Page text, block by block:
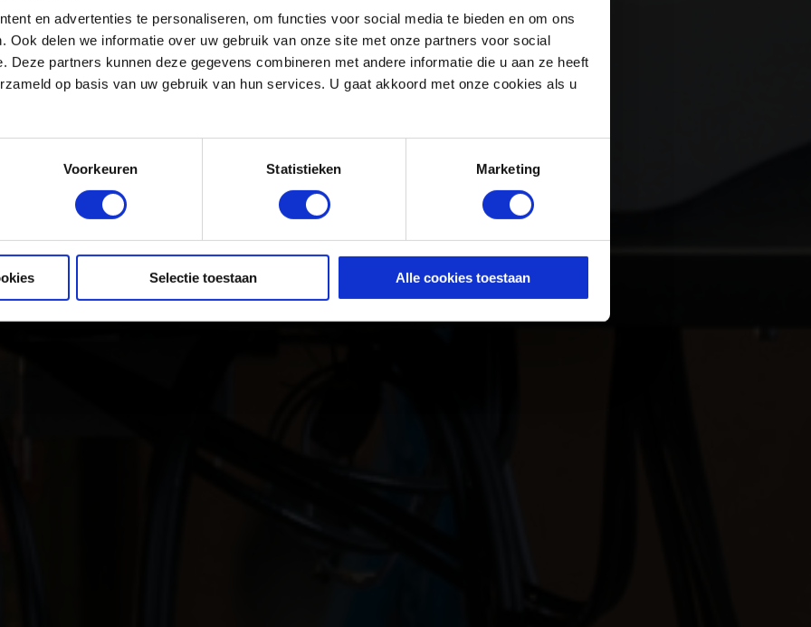
en advertenties te personaliseren, om functies voor social media te bieden en om ons
Ook delen we informatie over uw gebruik van onze site met onze partners voor social
Deze partners kunnen deze gegevens combineren met andere informatie die u aan ze heeft
op basis van uw gebruik van hun services. U gaat akkoord met onze cookies als u
Voorkeuren Statistieken Marketing
Selectie toestaan Alle cookies toestaan